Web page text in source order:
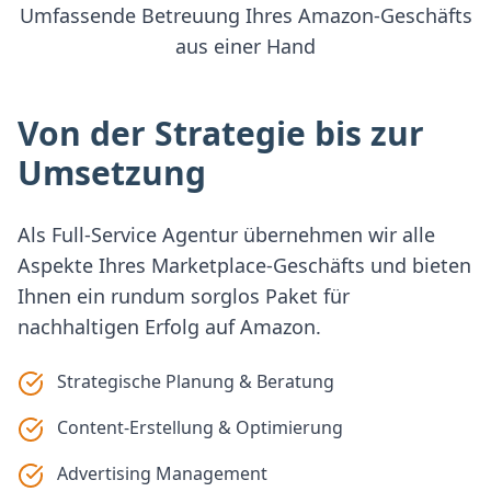
Umfassende Betreuung Ihres Amazon-Geschäfts
aus einer Hand
Von der Strategie bis zur
Umsetzung
Als Full-Service Agentur übernehmen wir alle
Aspekte Ihres Marketplace-Geschäfts und bieten
Ihnen ein rundum sorglos Paket für
nachhaltigen Erfolg auf Amazon.
Strategische Planung & Beratung
Content-Erstellung & Optimierung
Advertising Management